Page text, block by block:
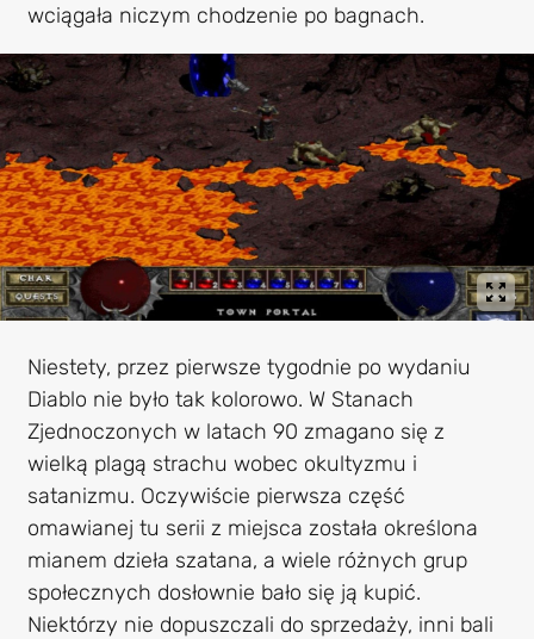
wciągała niczym chodzenie po bagnach.
Niestety, przez pierwsze tygodnie po wydaniu
Diablo nie było tak kolorowo. W Stanach
Zjednoczonych w latach 90 zmagano się z
wielką plagą strachu wobec okultyzmu i
satanizmu. Oczywiście pierwsza część
omawianej tu serii z miejsca została określona
mianem dzieła szatana, a wiele różnych grup
społecznych dosłownie bało się ją kupić.
Niektórzy nie dopuszczali do sprzedaży, inni bali